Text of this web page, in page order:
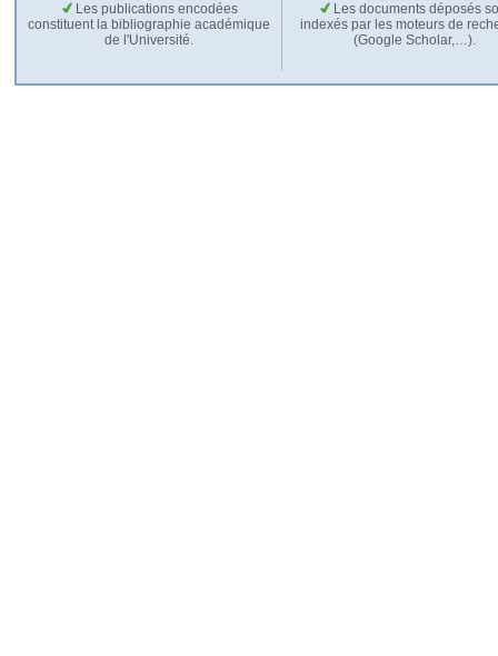
Les publications encodées
constituent la bibliographie académique
de l'Université.
Les documents déposés
indexés par les moteurs de
(Google Scholar,…).